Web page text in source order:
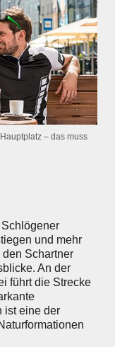
– das muss
und mehr
Schartner
An der
führt die Strecke
ist eine der